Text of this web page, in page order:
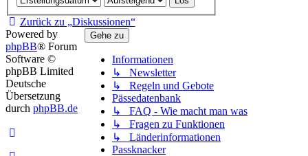
Zurück zu „Diskussionen“
Gehe zu
Informationen
↳ Newsletter
↳ Regeln und Gebote
Pässedatenbank
↳ FAQ - Wie macht man was
↳ Fragen zu Funktionen
↳ Länderinformationen
Passknacker
Powered by
phpBB® Forum
Software ©
phpBB Limited
Deutsche
Übersetzung
durch phpBB.de